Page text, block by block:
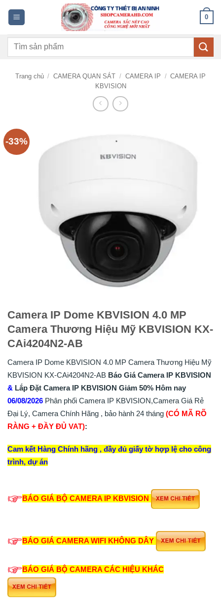
dung
0
Tìm
Trang chủ / CAMERA QUAN SÁT / CAMERA IP / CAMERA IP
KBVISION
-33%
Camera IP Dome KBVISION 4.0 MP
Camera Thương Hiệu Mỹ KBVISION KX-
CAi4204N2-AB
Camera IP Dome KBVISION 4.0 MP Camera Thương Hiệu Mỹ
KBVISION KX-CAi4204N2-AB Báo Giá Camera IP KBVISION
& Lắp Đặt Camera IP KBVISION Giảm 50% Hôm nay
06/08/2026 Phân phối Camera IP KBVISION,Camera Giá Rẻ
Đại Lý, Camera Chính Hãng , bảo hành 24 tháng (CÓ MÃ RÕ
RÀNG + ĐẦY ĐỦ VAT):
Cam kết Hàng Chính hãng , đầy đủ giấy tờ hợp lệ cho công
trình, dự án
BÁO GIÁ BỘ CAMERA IP KBVISION
BÁO GIÁ CAMERA WIFI KHÔNG DÂY
BÁO GIÁ BỘ CAMERA CÁC HIỆU KHÁC